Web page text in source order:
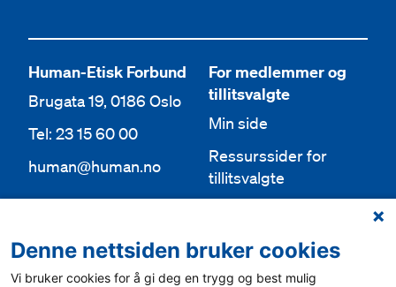
Human-Etisk Forbund
Brugata 19, 0186 Oslo
Tel: 23 15 60 00
human@human.no
Aktuelt
For medlemmer og
tillitsvalgte
Min side
Ressurssider for
tillitsvalgte
Bli medlem
Denne nettsiden bruker cookies
Vi bruker cookies for å gi deg en trygg og best mulig